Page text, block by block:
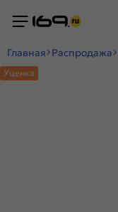
Главная Распродажа
Уценка